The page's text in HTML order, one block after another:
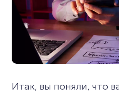
Итак, вы поняли, что